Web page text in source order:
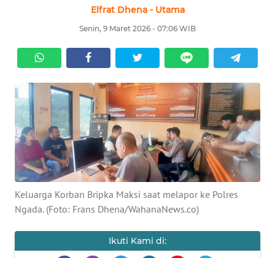
Elfrat Dhena - Utama
Senin, 9 Maret 2026 - 07:06 WIB
Keluarga Korban Bripka Maksi saat melapor ke Polres
Ngada. (Foto: Frans Dhena/WahanaNews.co)
Ikuti Kami di:
SERBA-
SERBI
LABUAN
BAJO
OPINI
Informasi
INDEKS
KONTAK